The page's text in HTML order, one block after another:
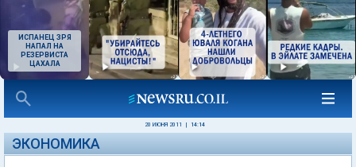
ИСПАНЕЦ ЗРЯ
НАПАЛ НА
РЕЗЕРВИСТА
ЦАХАЛА
20 ИЮНЯ 2011 14:14
ЭКОНОМИКА